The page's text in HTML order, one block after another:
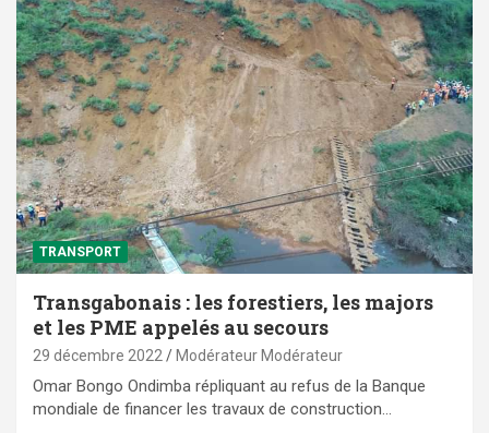
TRANSPORT
Transgabonais : les forestiers, les majors
et les PME appelés au secours
29 décembre 2022 Modérateur Modérateur
Omar Bongo Ondimba répliquant au refus de la Banque
mondiale de financer les travaux de construction…